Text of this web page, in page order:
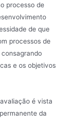
processo de
de que
processos de
e os objetivos
é vista
da